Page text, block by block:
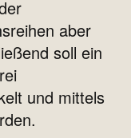
aber
soll ein
und mittels